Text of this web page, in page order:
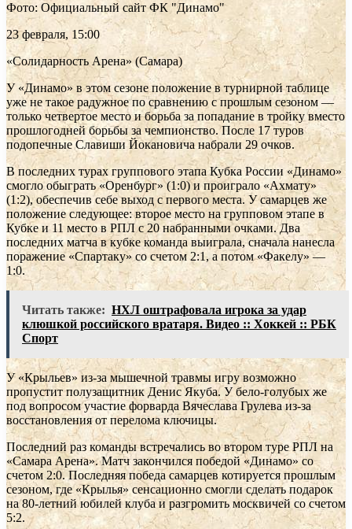
Фото: Официальный сайт ФК "Динамо"
23 февраля, 15:00
«Солидарность Арена» (Самара)
У «Динамо» в этом сезоне положение в турнирной таблице
уже не такое радужное по сравнению с прошлым сезоном —
только четвертое место и борьба за попадание в тройку вместо
прошлогодней борьбы за чемпионство. После 17 туров
подопечные Славиши Йокановича набрали 29 очков.
В последних турах группового этапа Кубка России «Динамо»
смогло обыграть «Оренбург» (1:0) и проиграло «Ахмату»
(1:2), обеспечив себе выход с первого места. У самарцев же
положение следующее: второе место на групповом этапе в
Кубке и 11 место в РПЛ с 20 набранными очками. Два
последних матча в кубке команда выиграла, сначала нанесла
поражение «Спартаку» со счетом 2:1, а потом «Факелу» —
1:0.
Читать также: НХЛ оштрафовала игрока за удар
клюшкой российского вратаря. Видео :: Хоккей :: РБК
Спорт
У «Крыльев» из-за мышечной травмы игру возможно
пропустит полузащитник Денис Якуба. У бело-голубых же
под вопросом участие форварда Вячеслава Грулева из-за
восстановления от перелома ключицы.
Последний раз команды встречались во втором туре РПЛ на
«Самара Арена». Матч закончился победой «Динамо» со
счетом 2:0. Последняя победа самарцев котируется прошлым
сезоном, где «Крылья» сенсационно смогли сделать подарок
на 80-летний юбилей клуба и разгромить москвичей со счетом
5:2.